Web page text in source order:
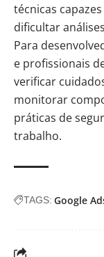
técnicas
dificultar
Para
e profissionais
verificar
monitorar
práticas de
trabalho.
TAGS: Google